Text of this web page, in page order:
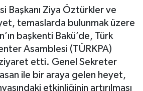
Başkanı Ziya Öztürkler ve
temaslarda bulunmak üzere
başkenti Bakü’de, Türk
Asamblesi (TÜRKPA)
etti. Genel Sekreter
ile bir araya gelen heyet,
etkinliğinin artırılması